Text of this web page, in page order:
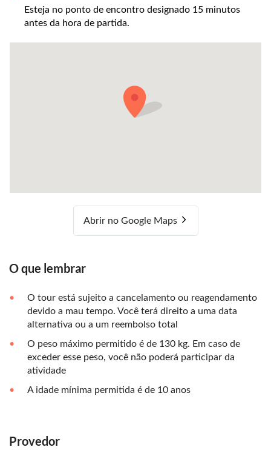
Esteja no ponto de encontro designado 15 minutos
antes da hora de partida.
Abrir no Google Maps
O que lembrar
O tour está sujeito a cancelamento ou reagendamento
devido a mau tempo. Você terá direito a uma data
alternativa ou a um reembolso total
O peso máximo permitido é de 130 kg. Em caso de
exceder esse peso, você não poderá participar da
atividade
A idade mínima permitida é de 10 anos
Provedor